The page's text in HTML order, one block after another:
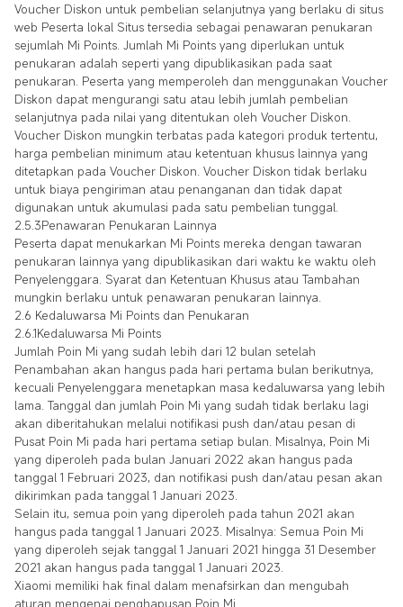
Voucher Diskon untuk pembelian selanjutnya yang berlaku di situs
web Peserta lokal Situs tersedia sebagai penawaran penukaran
sejumlah Mi Points. Jumlah Mi Points yang diperlukan untuk
penukaran adalah seperti yang dipublikasikan pada saat
penukaran. Peserta yang memperoleh dan menggunakan Voucher
Diskon dapat mengurangi satu atau lebih jumlah pembelian
selanjutnya pada nilai yang ditentukan oleh Voucher Diskon.
Voucher Diskon mungkin terbatas pada kategori produk tertentu,
harga pembelian minimum atau ketentuan khusus lainnya yang
ditetapkan pada Voucher Diskon. Voucher Diskon tidak berlaku
untuk biaya pengiriman atau penanganan dan tidak dapat
digunakan untuk akumulasi pada satu pembelian tunggal.
2.5.3Penawaran Penukaran Lainnya
Peserta dapat menukarkan Mi Points mereka dengan tawaran
penukaran lainnya yang dipublikasikan dari waktu ke waktu oleh
Penyelenggara. Syarat dan Ketentuan Khusus atau Tambahan
mungkin berlaku untuk penawaran penukaran lainnya.
2.6 Kedaluwarsa Mi Points dan Penukaran
2.6.1Kedaluwarsa Mi Points
Jumlah Poin Mi yang sudah lebih dari 12 bulan setelah
Penambahan akan hangus pada hari pertama bulan berikutnya,
kecuali Penyelenggara menetapkan masa kedaluwarsa yang lebih
lama. Tanggal dan jumlah Poin Mi yang sudah tidak berlaku lagi
akan diberitahukan melalui notifikasi push dan/atau pesan di
Pusat Poin Mi pada hari pertama setiap bulan. Misalnya, Poin Mi
yang diperoleh pada bulan Januari 2022 akan hangus pada
tanggal 1 Februari 2023, dan notifikasi push dan/atau pesan akan
dikirimkan pada tanggal 1 Januari 2023.
Selain itu, semua poin yang diperoleh pada tahun 2021 akan
hangus pada tanggal 1 Januari 2023. Misalnya: Semua Poin Mi
yang diperoleh sejak tanggal 1 Januari 2021 hingga 31 Desember
2021 akan hangus pada tanggal 1 Januari 2023.
Xiaomi memiliki hak final dalam menafsirkan dan mengubah
aturan mengenai penghapusan Poin Mi.